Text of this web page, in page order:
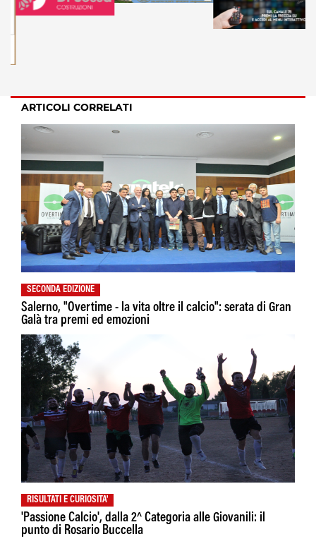
ARTICOLI CORRELATI
SECONDA EDIZIONE
Salerno, "Overtime - la vita oltre il calcio": serata di Gran
Galà tra premi ed emozioni
RISULTATI E CURIOSITA'
'Passione Calcio', dalla 2^ Categoria alle Giovanili: il
punto di Rosario Buccella